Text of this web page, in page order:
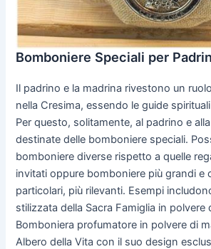
Bomboniere Speciali per
Il padrino e la madrina rivestono un
nella Cresima, essendo le guide
Per questo, solitamente, al padrino e
destinate delle bomboniere speciali.
bomboniere diverse rispetto a quelle
invitati oppure bomboniere più grandi e
particolari, più rilevanti. Esempi
stilizzata della Sacra Famiglia in polvere
Bomboniera profumatore in polvere di
Albero della Vita con il suo design